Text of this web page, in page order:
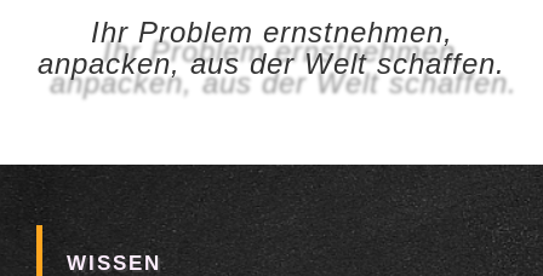
Ihr Problem ernstnehmen,
anpacken, aus der Welt schaffen.
WISSEN